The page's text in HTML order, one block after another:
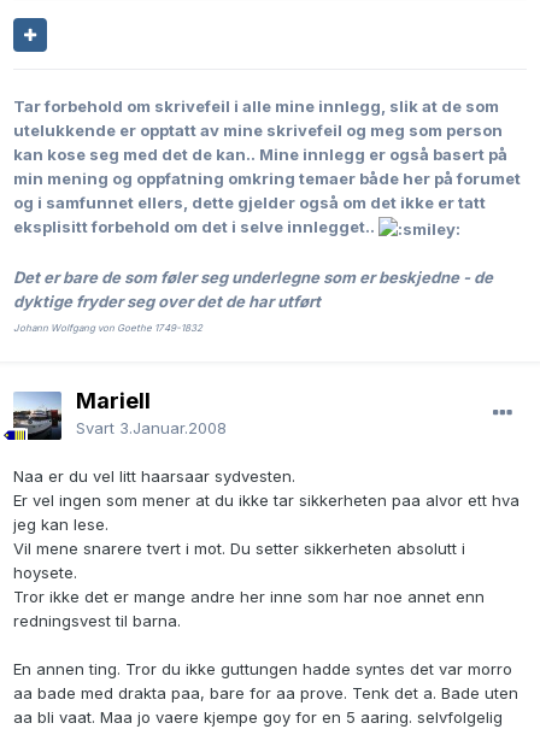
Tar forbehold om skrivefeil i alle mine innlegg, slik at de som
utelukkende er opptatt av mine skrivefeil og meg som person
kan kose seg med det de kan.. Mine innlegg er også basert på
min mening og oppfatning omkring temaer både her på forumet
og i samfunnet ellers, dette gjelder også om det ikke er tatt
eksplisitt forbehold om det i selve innlegget..
Det er bare de som føler seg underlegne som er beskjedne - de
dyktige fryder seg over det de har utført
Johann Wolfgang von Goethe 1749-1832
Mariell
Svart 3.Januar.2008
Naa er du vel litt haarsaar sydvesten.
Er vel ingen som mener at du ikke tar sikkerheten paa alvor ett hva
jeg kan lese.
Vil mene snarere tvert i mot. Du setter sikkerheten absolutt i
hoysete.
Tror ikke det er mange andre her inne som har noe annet enn
redningsvest til barna.
En annen ting. Tror du ikke guttungen hadde syntes det var morro
aa bade med drakta paa, bare for aa prove. Tenk det a. Bade uten
aa bli vaat. Maa jo vaere kjempe goy for en 5 aaring. selvfolgelig